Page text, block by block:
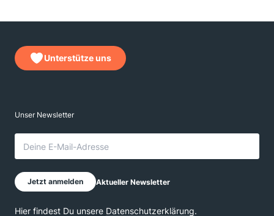
Unterstütze uns